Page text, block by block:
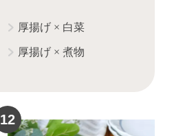
厚揚げ × 白菜
厚揚げ × 煮物
12